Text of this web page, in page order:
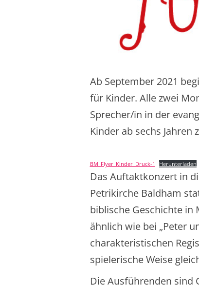
Ab September 2021
für Kinder. Alle zwei
Sprecher/in in der
Kinder ab sechs Jahren
BM_Flyer_Kinder_Druck-1 Herunterladen
Das Auftaktkonzert in
Petrikirche Baldham
biblische Geschichte in
ähnlich wie bei „Peter
charakteristischen
spielerische Weise
Die Ausführenden sind